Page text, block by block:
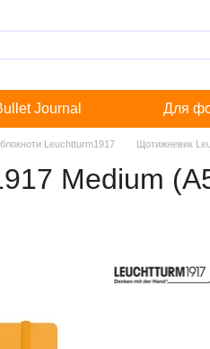
Journal Для
блокноти Leuchtturm1917 Щотижневик
Medium